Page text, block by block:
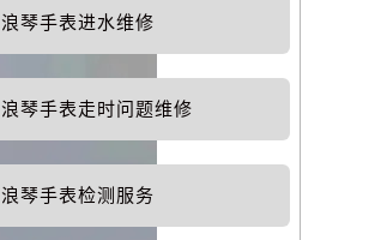
浪琴手表进水维修
浪琴手表走时问题维修
浪琴手表检测服务